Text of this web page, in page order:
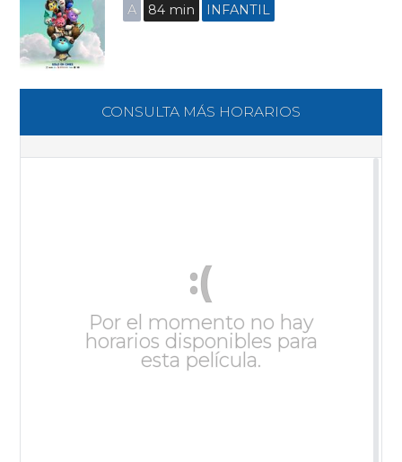
A 84 min INFANTIL
CONSULTA MÁS HORARIOS
:(
Por el momento no hay
horarios disponibles para
esta película.